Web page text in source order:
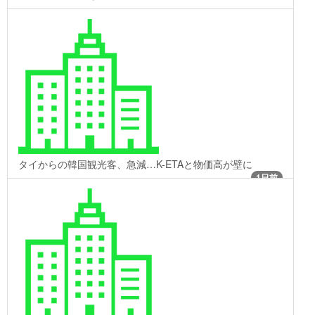
タイからの韓国観光客、急減…K-ETAと物価高が壁に
1日前